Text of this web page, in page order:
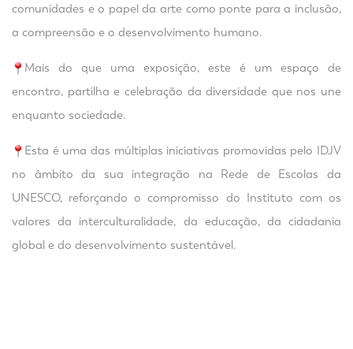
comunidades e o papel da arte como ponte para a inclusão,
a compreensão e o desenvolvimento humano.
Mais do que uma exposição, este é um espaço de
encontro, partilha e celebração da diversidade que nos une
enquanto sociedade.
Esta é uma das múltiplas iniciativas promovidas pelo IDJV
no âmbito da sua integração na Rede de Escolas da
UNESCO, reforçando o compromisso do Instituto com os
valores da interculturalidade, da educação, da cidadania
global e do desenvolvimento sustentável.